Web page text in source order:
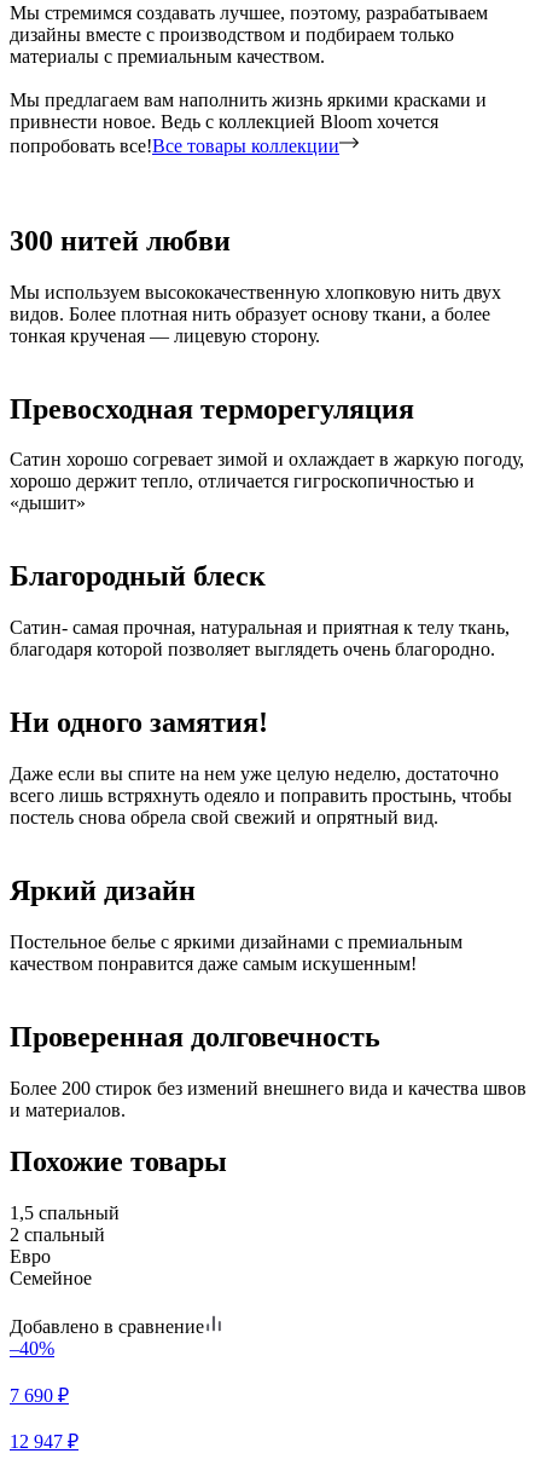
Мы стремимся создавать лучшее, поэтому, разрабатываем
дизайны вместе с производством и подбираем только
материалы с премиальным качеством.
Мы предлагаем вам наполнить жизнь яркими красками и
привнести новое. Ведь с коллекцией Bloom хочется
попробовать все!Все товары коллекции
300 нитей любви
Мы используем высококачественную хлопковую нить двух
видов. Более плотная нить образует основу ткани, а более
тонкая крученая — лицевую сторону.
Превосходная терморегуляция
Сатин хорошо согревает зимой и охлаждает в жаркую погоду,
хорошо держит тепло, отличается гигроскопичностью и
«дышит»
Благородный блеск
Сатин- самая прочная, натуральная и приятная к телу ткань,
благодаря которой позволяет выглядеть очень благородно.
Ни одного замятия!
Даже если вы спите на нем уже целую неделю, достаточно
всего лишь встряхнуть одеяло и поправить простынь, чтобы
постель снова обрела свой свежий и опрятный вид.
Яркий дизайн
Постельное белье с яркими дизайнами с премиальным
качеством понравится даже самым искушенным!
Проверенная долговечность
Более 200 стирок без измений внешнего вида и качества швов
и материалов.
Похожие товары
1,5 спальный
2 спальный
Евро
Семейное
Добавлено в сравнение
–40%
7 690 ₽
12 947 ₽